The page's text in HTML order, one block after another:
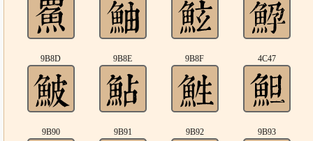
9B8D 9B8E 9B8F 4C47
9B90 9B91 9B92 9B93